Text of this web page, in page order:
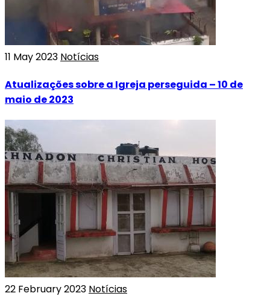
11 May 2023 Notícias
Atualizações sobre a Igreja perseguida – 10 de
maio de 2023
22 February 2023 Notícias